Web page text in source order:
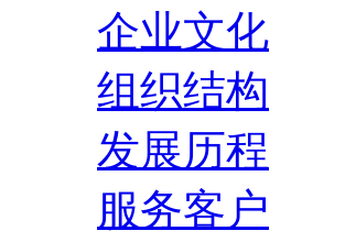
企业文化
组织结构
发展历程
服务客户